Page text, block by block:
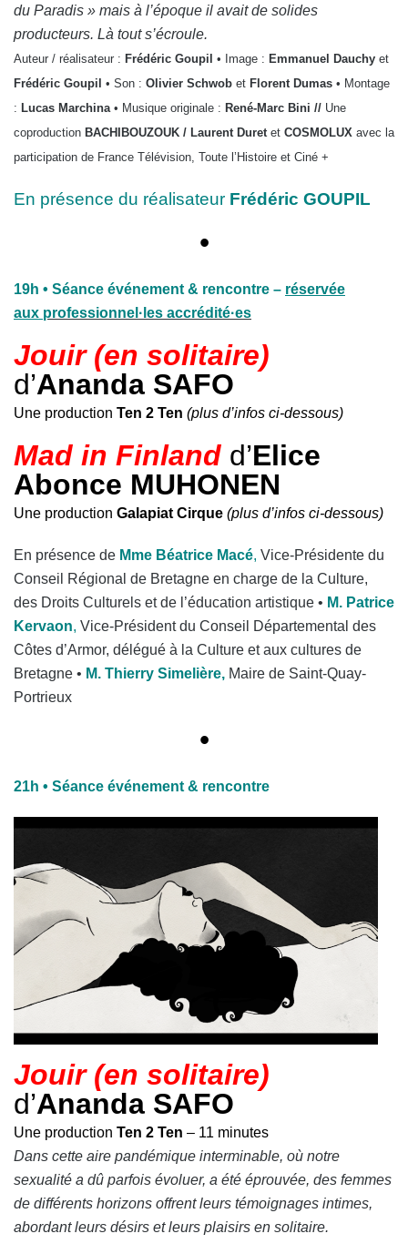
du Paradis » mais à l’époque il avait de solides
producteurs. Là tout s’écroule.
Auteur / réalisateur : Frédéric Goupil • Image : Emmanuel Dauchy et
Frédéric Goupil • Son : Olivier Schwob et Florent Dumas • Montage
: Lucas Marchina• Musique originale : René-Marc Bini // Une
coproduction BACHIBOUZOUK / Laurent Duretet COSMOLUX avec la
participation de France Télévision, Toute l’Histoire et Ciné +
En présence du réalisateur Frédéric GOUPIL
•
19h • Séance événement & rencontre – réservée
aux professionnel·les accrédité·es
Jouir (en solitaire)
d’Ananda SAFO
Une production Ten 2 Ten (plus d’infos ci-dessous)
Mad in Finland d’Elice
Abonce MUHONEN
Une production Galapiat Cirque (plus d’infos ci-dessous)
En présence de Mme Béatrice Macé, Vice-Présidente du
Conseil Régional de Bretagne en charge de la Culture,
des Droits Culturels et de l’éducation artistique • M. Patrice
Kervaon, Vice-Président du Conseil Départemental des
Côtes d’Armor, délégué à la Culture et aux cultures de
Bretagne • M. Thierry Simelière, Maire de Saint-Quay-
Portrieux
•
21h • Séance événement & rencontre
Jouir (en solitaire)
d’Ananda SAFO
Une production Ten 2 Ten – 11 minutes
Dans cette aire pandémique interminable, où notre
sexualité a dû parfois évoluer, a été éprouvée, des femmes
de différents horizons offrent leurs témoignages intimes,
abordant leurs désirs et leurs plaisirs en solitaire.